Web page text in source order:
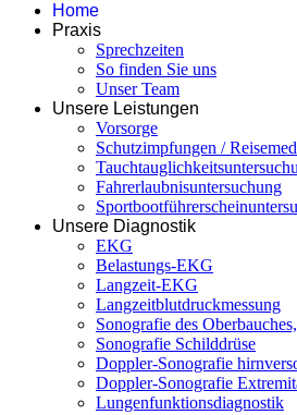
Home
Praxis
Sprechzeiten
So finden Sie uns
Unser Team
Unsere Leistungen
Vorsorge
Schutzimpfungen /
Fahrerlaubnisuntersuchung
Unsere Diagnostik
EKG
Belastungs-EKG
Langzeit-EKG
Langzeitblutdruckmessung
Sonografie des
Sonografie Schilddrüse
Doppler-Sonografie
Doppler-Sonografie
Lungenfunktionsdiagnostik